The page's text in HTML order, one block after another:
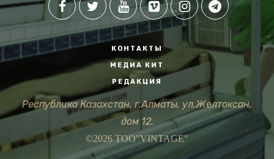
КОНТАКТЫ
МЕДИА КИТ
РЕДАКЦИЯ
Республика Казахстан, г.Алматы, ул.Желтоксан,
дом 12.
©2026 ТОО"VINTAGE"